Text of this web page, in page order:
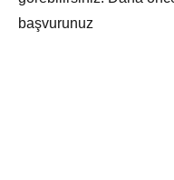
başvurunuz